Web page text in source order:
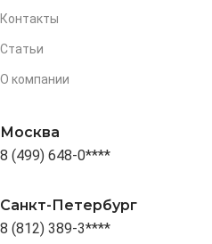
Контакты
Статьи
О компании
Москва
8 (499) 648-0****
Санкт-Петербург
8 (812) 389-3****